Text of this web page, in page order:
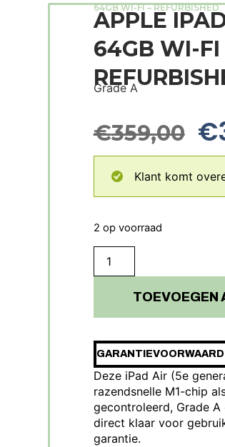
64GB WI-FI – REFURBISHED
APPLE
64GB WI-FI
Grade A
€359,00 €
Klant komt
2 op voorraad
TOEVOEGEN
Deze iPad Air (5e
razendsnelle M1-chip
gecontroleerd, Grade
direct klaar voor
garantie.